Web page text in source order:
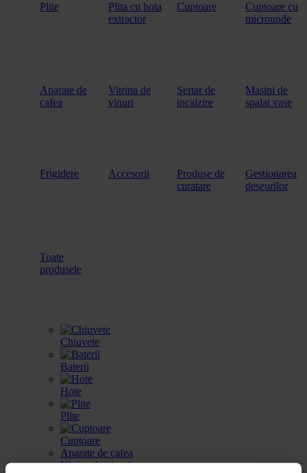
Plite
Plita cu hota
extractor
Cuptoare
Cuptoare cu
microunde
Aparate de
cafea
Vitrina de
vinuri
Sertar de
incalzire
Masini de
spalat vase
Frigidere Accesorii
Produse de
curatare
Gestionarea
deseurilor
Toate
produsele
Chiuvete
Baterii
Hote
Plite
Cuptoare
Aparate de cafea
Vitrina de vinuri